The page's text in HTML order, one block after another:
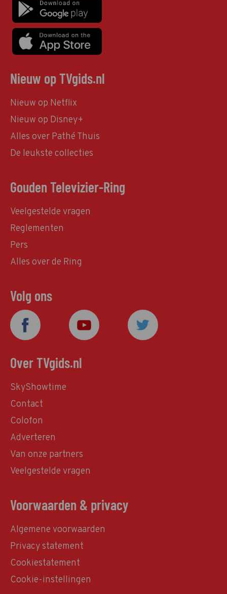
Nieuw op TVgids.nl
Nieuw op Netflix
Nieuw op Disney+
Alles over Pathé Thuis
De leukste collecties
Gouden Televizier-Ring
Veelgestelde vragen
Reglementen
Pers
Alles over de Ring
Volg ons
Over TVgids.nl
SkyShowtime
Contact
Colofon
Adverteren
Van onze partners
Veelgestelde vragen
Voorwaarden & privacy
Algemene voorwaarden
Privacy statement
Cookiestatement
Cookie-instellingen